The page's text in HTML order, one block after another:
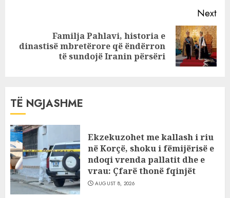
Next
Next
Familja Pahlavi, historia e
dinastisë mbretërore që ëndërron
të sundojë Iranin përsëri
TË NGJASHME
Ekzekuzohet me kallash i riu
në Korçë, shoku i fëmijërisë e
ndoqi vrenda pallatit dhe e
vrau: Çfarë thonë fqinjët
AUGUST 8, 2026